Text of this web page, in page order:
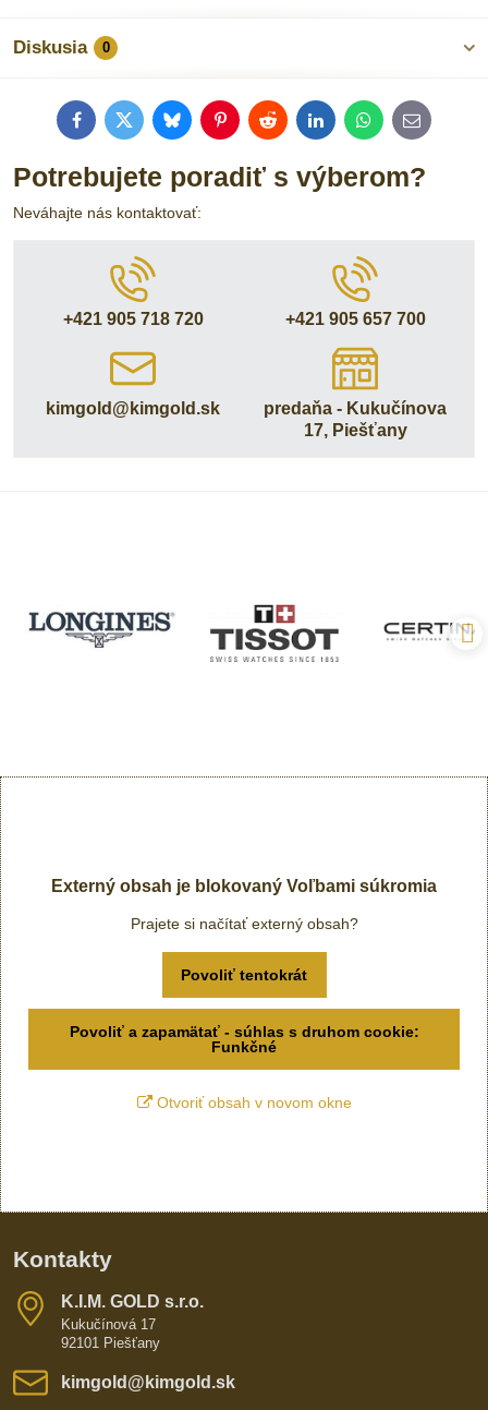
Diskusia 0
FacebookTwitterBlueskyPinterestRedditLinkedInWhatsApp
E-
mail
Potrebujete poradiť s výberom?
Neváhajte nás kontaktovať:
+421 905 718 720 +421 905 657 700
kimgold​@kimgold​.sk
predaňa - Kukučínova
17, Piešťany
Externý obsah je blokovaný Voľbami súkromia
Prajete si načítať externý obsah?
Povoliť tentokrát
Povoliť a zapamätať - súhlas s druhom cookie:
Funkčné
Otvoriť obsah v novom okne
Kontakty
K​​.I​​.M​​. GOLD s​​.r​​.o​​.
Kukučínová 17
92101 Piešťany
kimgold​@kimgold​.sk